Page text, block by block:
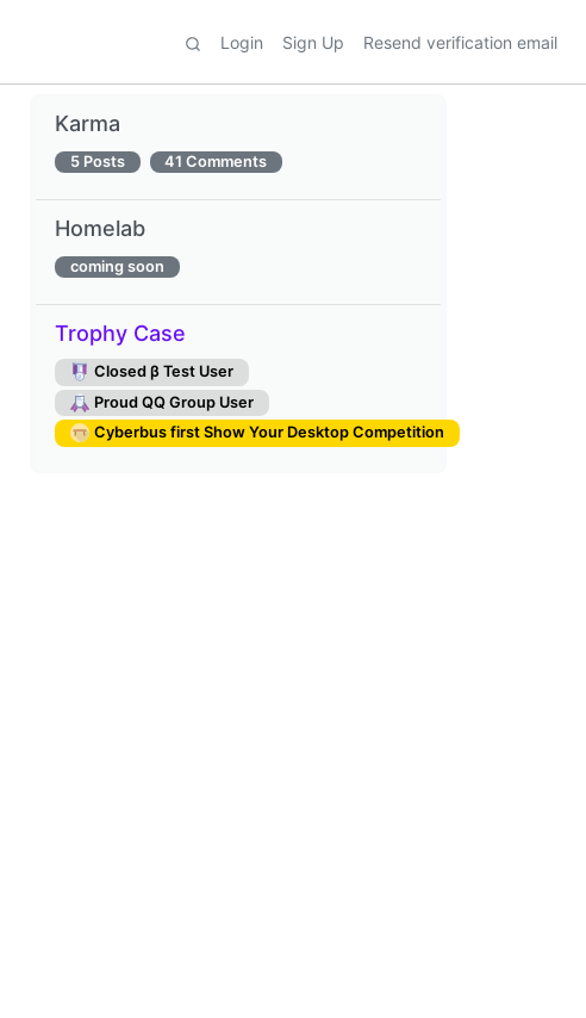
Login Sign Up Resend verification email
Karma
5 Posts 41 Comments
Homelab
coming soon
Trophy Case
Closed β Test User
Proud QQ Group User
Cyberbus first Show Your Desktop Competition